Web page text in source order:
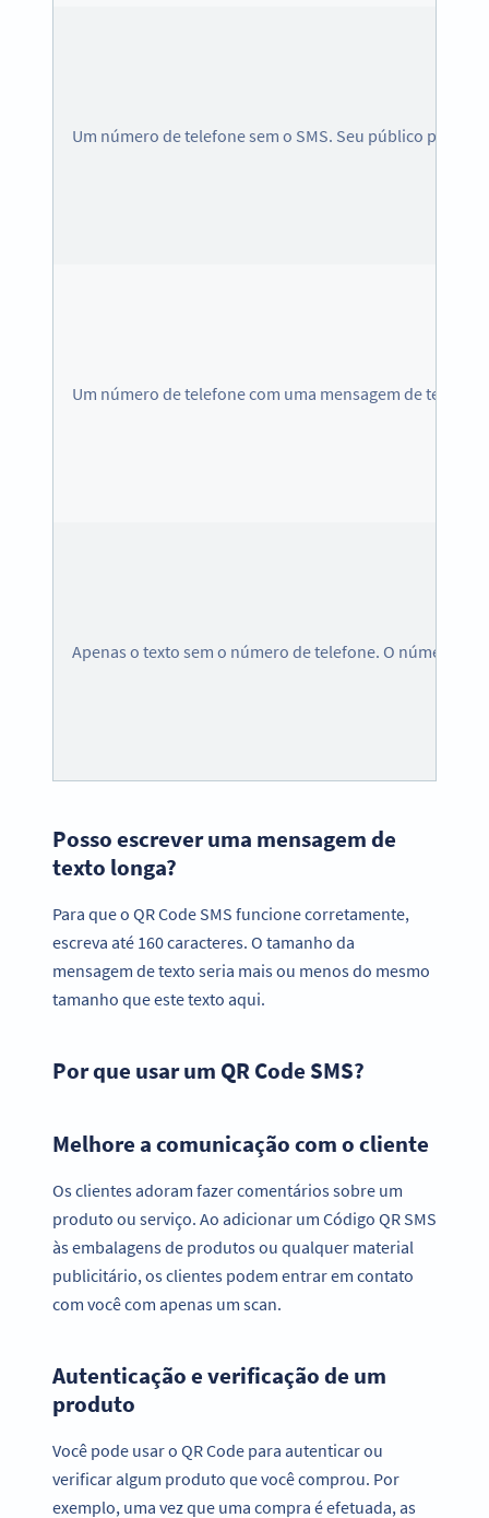
Um número de telefone sem o SMS. Seu público pode
Um número de telefone com uma mensagem de texto
Apenas o texto sem o número de telefone. O número
Posso escrever uma mensagem de
texto longa?
Para que o QR Code SMS funcione corretamente,
escreva até 160 caracteres. O tamanho da
mensagem de texto seria mais ou menos do mesmo
tamanho que este texto aqui.
Por que usar um QR Code SMS?
Melhore a comunicação com o cliente
Os clientes adoram fazer comentários sobre um
produto ou serviço. Ao adicionar um Código QR SMS
às embalagens de produtos ou qualquer material
publicitário, os clientes podem entrar em contato
com você com apenas um scan.
Autenticação e verificação de um
produto
Você pode usar o QR Code para autenticar ou
verificar algum produto que você comprou. Por
exemplo, uma vez que uma compra é efetuada, as